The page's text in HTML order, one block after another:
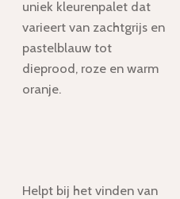
uniek kleurenpalet dat
varieert van zachtgrijs en
pastelblauw tot
dieprood, roze en warm
oranje.
Helpt bij het vinden van